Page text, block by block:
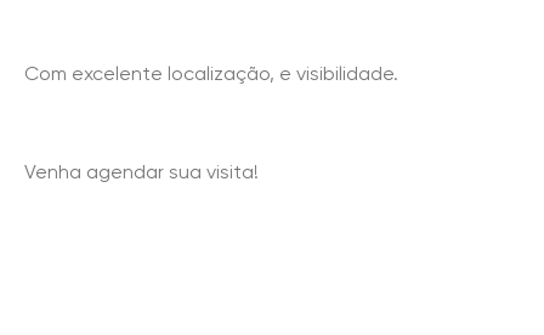
Com excelente localização, e visibilidade.
Venha agendar sua visita!